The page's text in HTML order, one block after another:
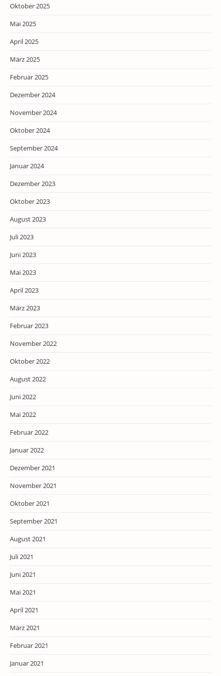
Oktober 2025
Mai 2025
April 2025
März 2025
Februar 2025
Dezember 2024
November 2024
Oktober 2024
September 2024
Januar 2024
Dezember 2023
Oktober 2023
August 2023
Juli 2023
Juni 2023
Mai 2023
April 2023
März 2023
Februar 2023
November 2022
Oktober 2022
August 2022
Juni 2022
Mai 2022
Februar 2022
Januar 2022
Dezember 2021
November 2021
Oktober 2021
September 2021
August 2021
Juli 2021
Juni 2021
Mai 2021
April 2021
März 2021
Februar 2021
Januar 2021